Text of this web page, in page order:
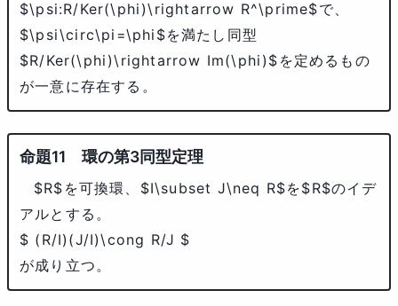
$\psi:R/Ker(\phi)\rightarrow R^\prime$で、
$\psi\circ\pi=\phi$を満たし同型
$R/Ker(\phi)\rightarrow Im(\phi)$ を定めるもの
が一意に存在する。
環の第3同型定理
$R$ を可換環、 $I\subset J\neq R$を$R$のイデ
アルとする。
$ (R/I)(J/I)\cong R/J $
が成り立つ。